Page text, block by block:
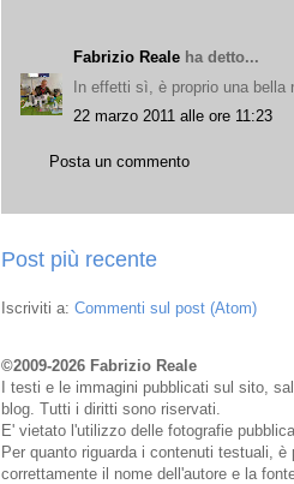
Fabrizio Reale ha detto...
In effetti sì, è proprio una bella
22 marzo 2011 alle ore 11:23
Posta un commento
Post più recente
Iscriviti a: Commenti sul post (Atom)
©2009-2026 Fabrizio Reale
I testi e le immagini pubblicati sul sito,
blog. Tutti i diritti sono riservati.
E' vietato l'utilizzo delle fotografie
Per quanto riguarda i contenuti testuali,
correttamente il nome dell'autore e la